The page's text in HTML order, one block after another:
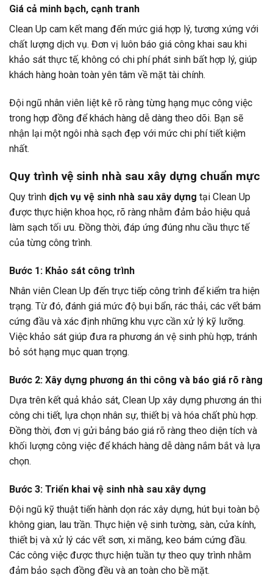
Giá cả minh bạch, cạnh tranh
Clean Up cam kết mang đến mức giá hợp lý, tương xứng với
chất lượng dịch vụ. Đơn vị luôn báo giá công khai sau khi
khảo sát thực tế, không có chi phí phát sinh bất hợp lý, giúp
khách hàng hoàn toàn yên tâm về mặt tài chính.
Đội ngũ nhân viên liệt kê rõ ràng từng hạng mục công việc
trong hợp đồng để khách hàng dễ dàng theo dõi. Bạn sẽ
nhận lại một ngôi nhà sạch đẹp với mức chi phí tiết kiệm
nhất.
Quy trình vệ sinh nhà sau xây dựng chuẩn mực
Quy trình dịch vụ vệ sinh nhà sau xây dựng tại Clean Up
được thực hiện khoa học, rõ ràng nhằm đảm bảo hiệu quả
làm sạch tối ưu. Đồng thời, đáp ứng đúng nhu cầu thực tế
của từng công trình.
Bước 1: Khảo sát công trình
Nhân viên Clean Up đến trực tiếp công trình để kiểm tra hiện
trạng. Từ đó, đánh giá mức độ bụi bẩn, rác thải, các vết bám
cứng đầu và xác định những khu vực cần xử lý kỹ lưỡng.
Việc khảo sát giúp đưa ra phương án vệ sinh phù hợp, tránh
bỏ sót hạng mục quan trọng.
Bước 2: Xây dựng phương án thi công và báo giá rõ ràng
Dựa trên kết quả khảo sát, Clean Up xây dựng phương án thi
công chi tiết, lựa chọn nhân sự, thiết bị và hóa chất phù hợp.
Đồng thời, đơn vị gửi bảng báo giá rõ ràng theo diện tích và
khối lượng công việc để khách hàng dễ dàng nắm bắt và lựa
chọn.
Bước 3: Triển khai vệ sinh nhà sau xây dựng
Đội ngũ kỹ thuật tiến hành dọn rác xây dựng, hút bụi toàn bộ
không gian, lau trần. Thực hiện vệ sinh tường, sàn, cửa kính,
thiết bị và xử lý các vết sơn, xi măng, keo bám cứng đầu.
Các công việc được thực hiện tuần tự theo quy trình nhằm
đảm bảo sạch đồng đều và an toàn cho bề mặt.